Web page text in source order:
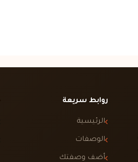
روابط سريعة
الرئيسية
الوصفات
أضف وصفتك